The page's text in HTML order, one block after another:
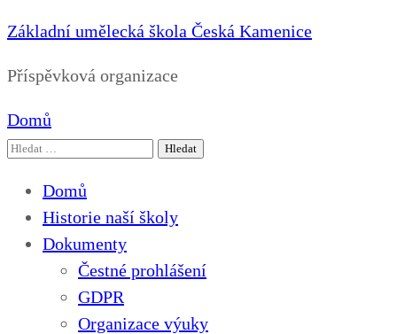
Základní umělecká škola Česká Kamenice
Příspěvková organizace
Domů
Vyhledávání
Domů
Historie naší školy
Dokumenty
Čestné prohlášení
GDPR
Organizace výuky